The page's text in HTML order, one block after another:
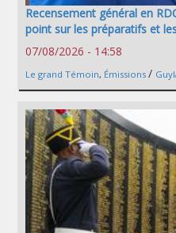
Recensement général en
point sur les préparatifs et
07/08/2026 - 14:58
Le grand Témoin, Émissions /